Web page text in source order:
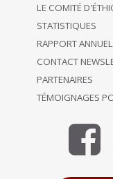
LE COMITÉ
STATISTIQUES
RAPPORT
CONTACT
PARTENAIRES
TÉMOIGNAGES